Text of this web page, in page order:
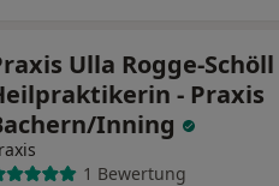
Ulla Rogge-Schöll
- Praxis
Inning
1 Bewertung